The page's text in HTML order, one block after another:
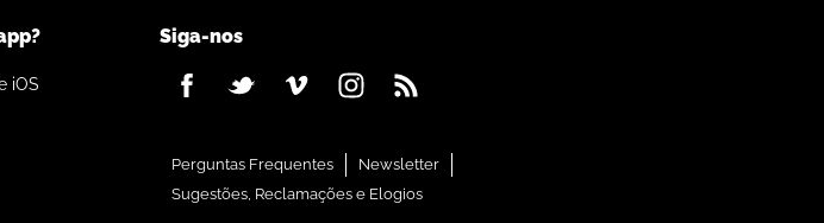
iOS
Siga-nos
Perguntas Frequentes
Newsletter
Sugestões, Reclamações e Elogios